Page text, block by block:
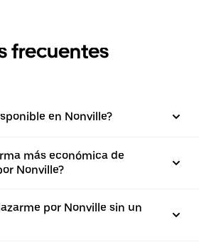
frecuentes
en Nonville?
más económica de
Nonville?
por Nonville sin un